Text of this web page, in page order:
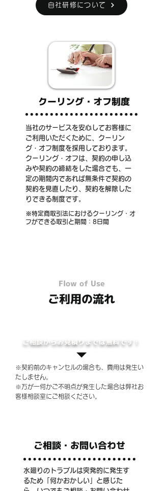
自社研修について
クーリング・オフ制度
当社のサービスを安心してお客様に
ご利用いただくために、クーリン
グ・オフ制度を採用しております。
クーリング・オフは、契約の申し込
みや契約の締結をした場合でも、一
定の期間内であれば無条件で契約の
契約を見直したり、契約を解除した
りできる制度です。
※特定商取引法におけるクーリング・オ
フができる取引と期間：8日間
Flow of Use
ご利用の流れ
ご相談からお見積りまでは無料です！
※契約前のキャンセルの場合も、費用は発生い
たしません。
※万が一何かご不明点が発生した場合は弊社お
客様相談室にご相談ください。
ご相談・お問い合わせ
水廻りのトラブルは突発的に発生す
るため「何かおかしい」と感じた